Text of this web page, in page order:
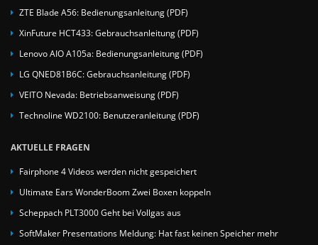
ZTE Blade A56: Bedienungsanleitung (PDF)
XinFuture HCT433: Gebrauchsanleitung (PDF)
Lenovo AIO A105a: Bedienungsanleitung (PDF)
LG QNED81B6C: Gebrauchsanleitung (PDF)
VEITO Nevada: Betriebsanweisung (PDF)
Technoline WD2100: Benutzeranleitung (PDF)
AKTUELLE FRAGEN
Fairphone 4 Videos werden nicht gespeichert
Ultimate Ears WonderBoom Zwei Boxen koppeln
Scheppach PLT3000 Geht bei Vollgas aus
SoftMaker Presentations Meldung: Hat fast keinen Speicher mehr